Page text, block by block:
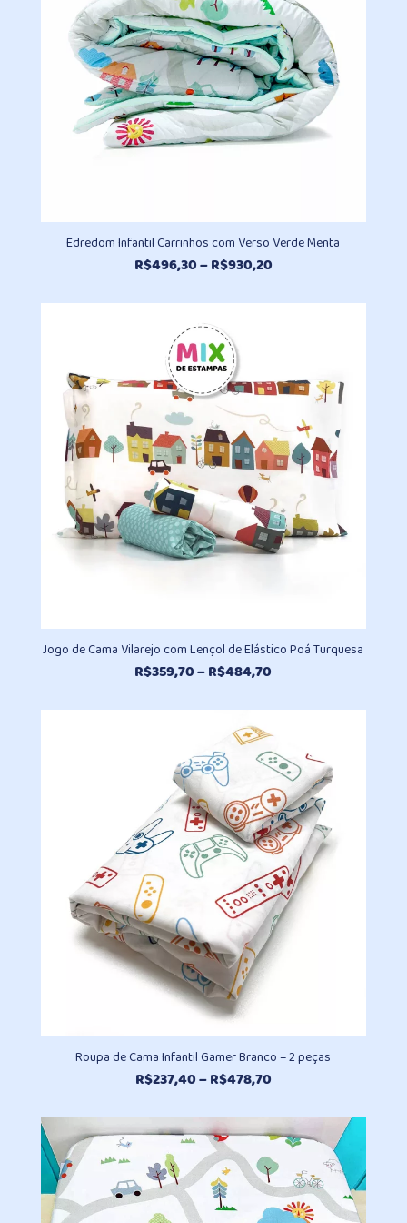
Edredom Infantil Carrinhos com Verso Verde Menta
R$496,30–R$930,20Faixa
preço:
Jogo de Cama Vilarejo com Lençol de Elástico Poá Turquesa
R$359,70–R$484,70
preço:
R$359,70
através
R$484,70
Roupa de Cama Infantil Gamer Branco – 2 peças
R$237,40–R$478,70Faixa
preço:
R$237,40
através
R$478,70